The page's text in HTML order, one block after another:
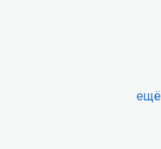
города, которые
и о том, как
так что в
Самостоятельно мы
ещё